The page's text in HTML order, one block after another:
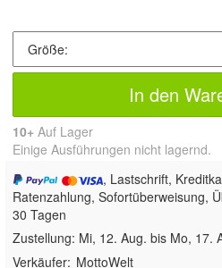
In den
10+ Auf Lager
Einige Ausführungen nicht lagernd.
, Lastschrift,
Ratenzahlung, Sofortüberweisung,
30 Tagen
Zustellung: Mi, 12. Aug. bis Mo, 17.
Verkäufer: MottoWelt